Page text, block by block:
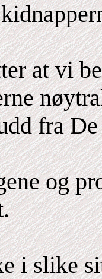
at vi
fra
og
i slike